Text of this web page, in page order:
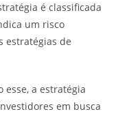
é classificada
um risco
estratégias de
esse, a estratégia
em busca